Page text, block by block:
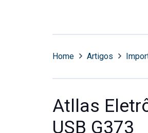
Home Artigos
Atllas
USB G373